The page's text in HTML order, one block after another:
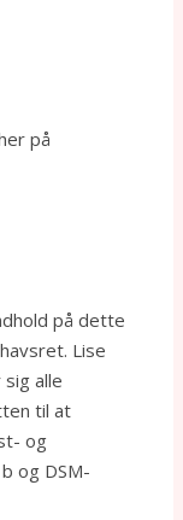
på
på dette
Lise
alle
til at
og
og DSM-